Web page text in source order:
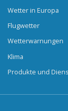
Wetter in Europa
Flugwetter
Wetterwarnungen
Klima
Produkte und